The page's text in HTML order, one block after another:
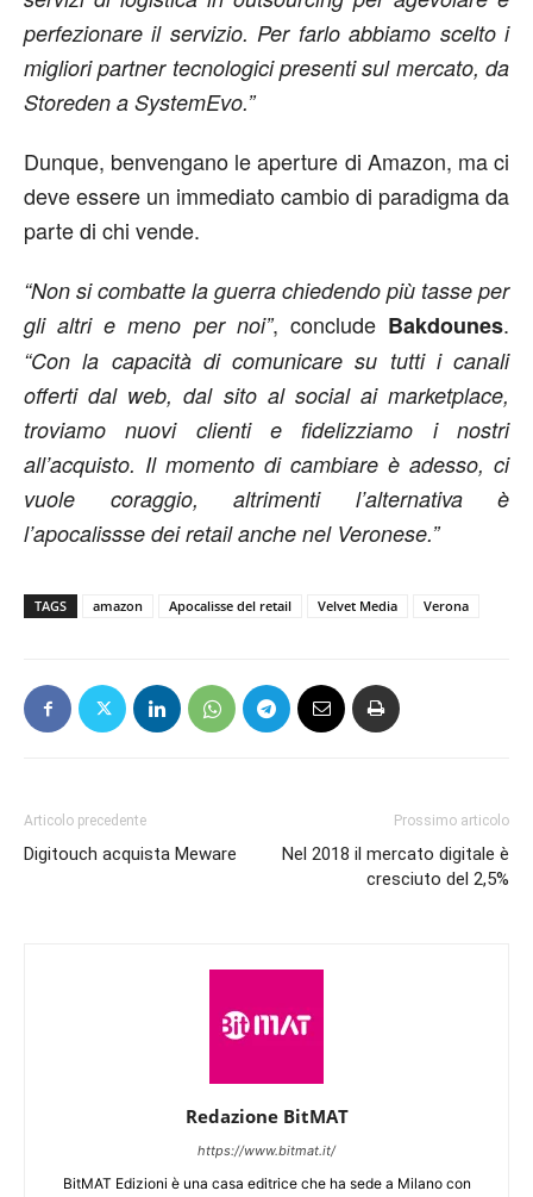
perfezionare il servizio. Per farlo abbiamo scelto i
migliori partner tecnologici presenti sul mercato, da
Storeden a SystemEvo.”
Dunque, benvengano le aperture di Amazon, ma ci
deve essere un immediato cambio di paradigma da
parte di chi vende.
“Non si combatte la guerra chiedendo più tasse per
gli altri e meno per noi”, conclude Bakdounes.
“Con la capacità di comunicare su tutti i canali
offerti dal web, dal sito al social ai marketplace,
troviamo nuovi clienti e fidelizziamo i nostri
all’acquisto. Il momento di cambiare è adesso, ci
vuole coraggio, altrimenti l’alternativa è
l’apocalissse dei retail anche nel Veronese.”
TAGS amazon Apocalisse del retail Velvet Media Verona
Articolo precedente
Digitouch acquista Meware
Prossimo articolo
Nel 2018 il mercato digitale è
cresciuto del 2,5%
Redazione BitMAT
https://www.bitmat.it/
BitMAT Edizioni è una casa editrice che ha sede a Milano con